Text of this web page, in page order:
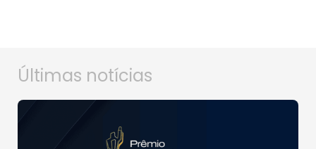
Últimas notícias